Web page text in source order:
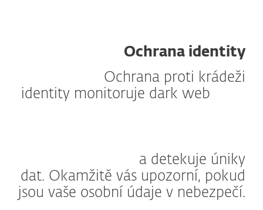
Ochrana identity
Ochrana proti krádeži
identity monitoruje dark web
a detekuje úniky
dat. Okamžitě vás upozorní, pokud
jsou vaše osobní údaje v nebezpečí.